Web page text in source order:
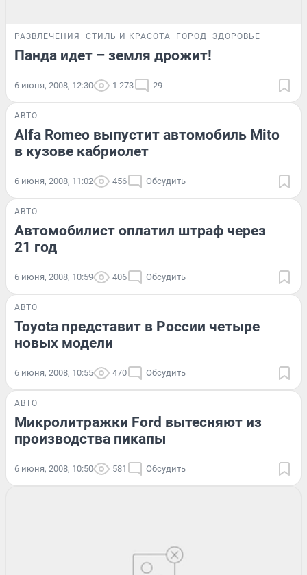
РАЗВЛЕЧЕНИЯ СТИЛЬ И КРАСОТА ГОРОД ЗДОРОВЬЕ
Панда идет – земля дрожит!
6 июня, 2008, 12:30 1 273 29
АВТО
Alfa Romeo выпустит автомобиль Mito
в кузове кабриолет
6 июня, 2008, 11:02 456 Обсудить
АВТО
Автомобилист оплатил штраф через
21 год
6 июня, 2008, 10:59 406 Обсудить
АВТО
Toyota представит в России четыре
новых модели
6 июня, 2008, 10:55 470 Обсудить
АВТО
Микролитражки Ford вытесняют из
производства пикапы
6 июня, 2008, 10:50 581 Обсудить